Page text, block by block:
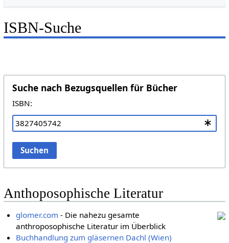
ISBN-Suche
Suche nach Bezugsquellen für Bücher
ISBN:
Suchen
Anthoposophische Literatur
glomer.com - Die nahezu gesamte
anthroposophische Literatur im Überblick
Buchhandlung zum gläsernen Dachl (Wien)